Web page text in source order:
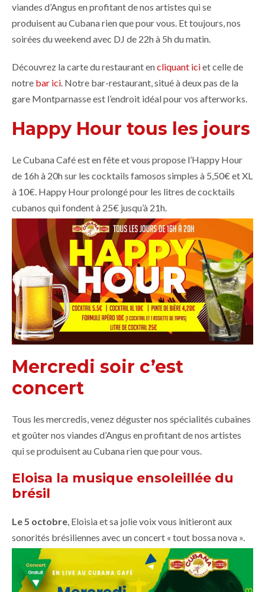
viandes d’Angus en profitant de nos artistes qui se
produisent au Cubana rien que pour vous. Et toujours, nos
soirées du weekend avec DJ de 22h à 5h du matin.
Découvrez la carte du restaurant encliquant iciet celle de
notre bar ici . Notre bar-restaurant, situé à deux pas de la
gare Montparnasse est l’endroit idéal pour vos afterworks.
Happy Hour tous les jours
Le Cubana Café est en fête et vous propose l’Happy Hour
de 16h à 20h sur les cocktails famosos simples à 5,50€ et XL
à 10€. Happy Hour prolongé pour les litres de cocktails
cubanos qui fondent à 25€ jusqu’à 21h.
Mercredi soir c’est
concert
Tous les mercredis, venez déguster nos spécialités cubaines
et goûter nos viandes d’Angus en profitant de nos artistes
qui se produisent au Cubana rien que pour vous.
Eloisa la musique ensoleillée du
brésil
Le 5 octobre, Eloisia et sa jolie voix vous initieront aux
sonorités brésiliennes avec un concert « tout bossa nova ».